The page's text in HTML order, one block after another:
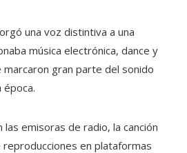
una voz distintiva a una
música electrónica, dance y
gran parte del sonido
época.
emisoras de radio, la canción
reproducciones en plataformas